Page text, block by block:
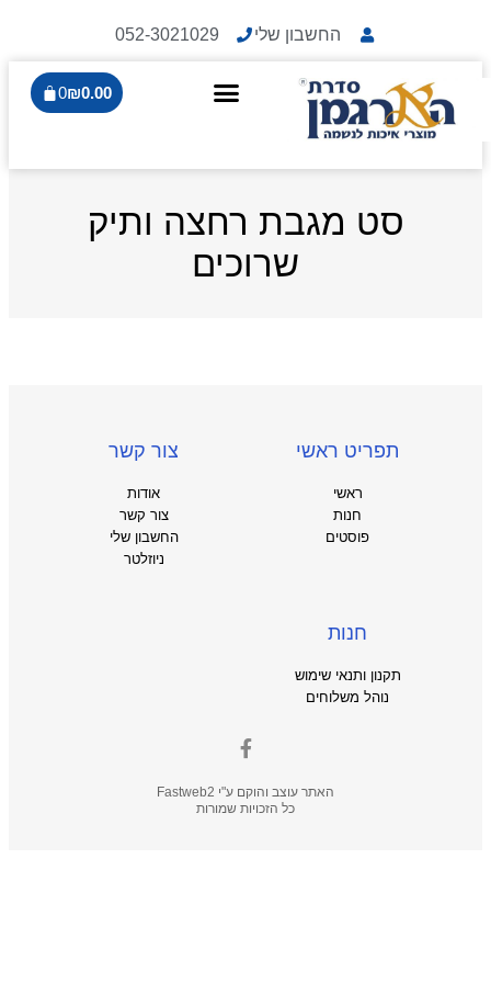
החשבון שלי 052-3021029
₪0.00
0
סט מגבת רחצה ותיק
שרוכים
תפריט ראשי
ראשי
חנות
פוסטים
צור קשר
אודות
צור קשר
החשבון שלי
ניוזלטר
חנות
תקנון ותנאי שימוש
נוהל משלוחים
האתר עוצב והוקם ע"י Fastweb2
כל הזכויות שמורות